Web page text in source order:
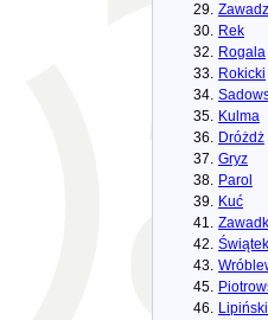
29.
30. Rek
32. Rogala
33. Rokicki
34.
35. Kulma
36. Dróżdż
37. Gryz
38. Parol
39. Kuć
41.
42. Świątek
43.
45.
46. Lipiński